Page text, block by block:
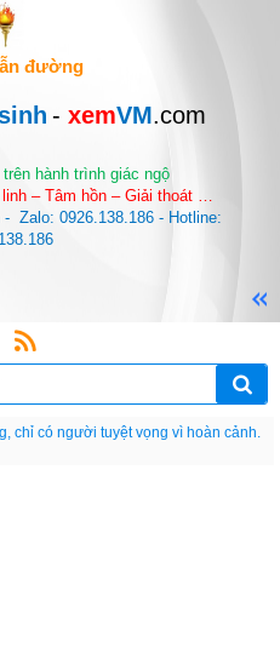
đường
- xemVM.com
hành trình giác ngộ
– Tâm hồn – Giải thoát …
Zalo: 0926.138.186 - Hotline:
đi vạn dặm đường cũng chỉ là anh đưa